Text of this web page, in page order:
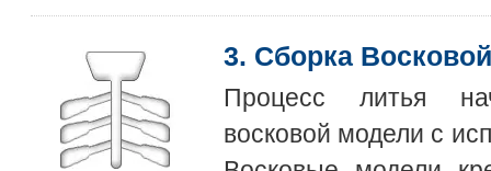
3. Сборка
Процесс литья
восковой модели с